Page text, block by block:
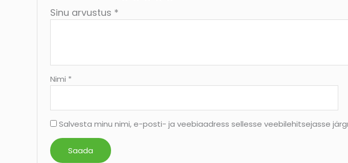
Sinu arvustus *
Nimi *
Salvesta minu nimi, e-posti- ja veebiaadress sellesse veebilehitsejasse